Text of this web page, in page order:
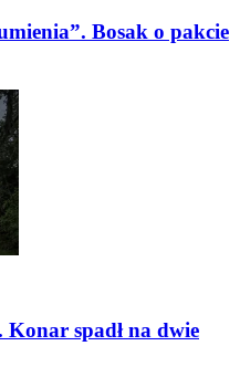
Bosak o pakcie
spadł na dwie